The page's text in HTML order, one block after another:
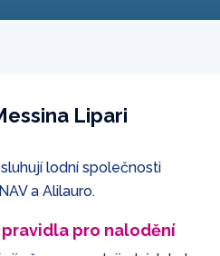
Lipari
lodní společnosti
a Alilauro.
pro nalodění